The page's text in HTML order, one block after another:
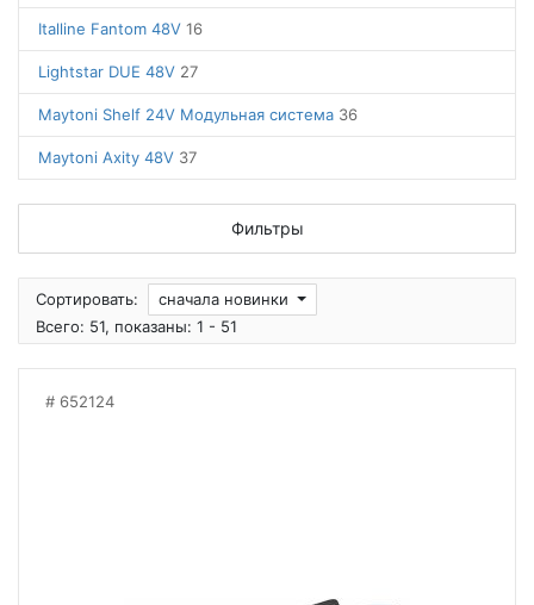
Italline Fantom 48V 16
Lightstar DUE 48V 27
Maytoni Shelf 24V Модульная система 36
Maytoni Axity 48V 37
Фильтры
Сортировать:
сначала новинки
Всего: 51, показаны: 1 - 51
652124